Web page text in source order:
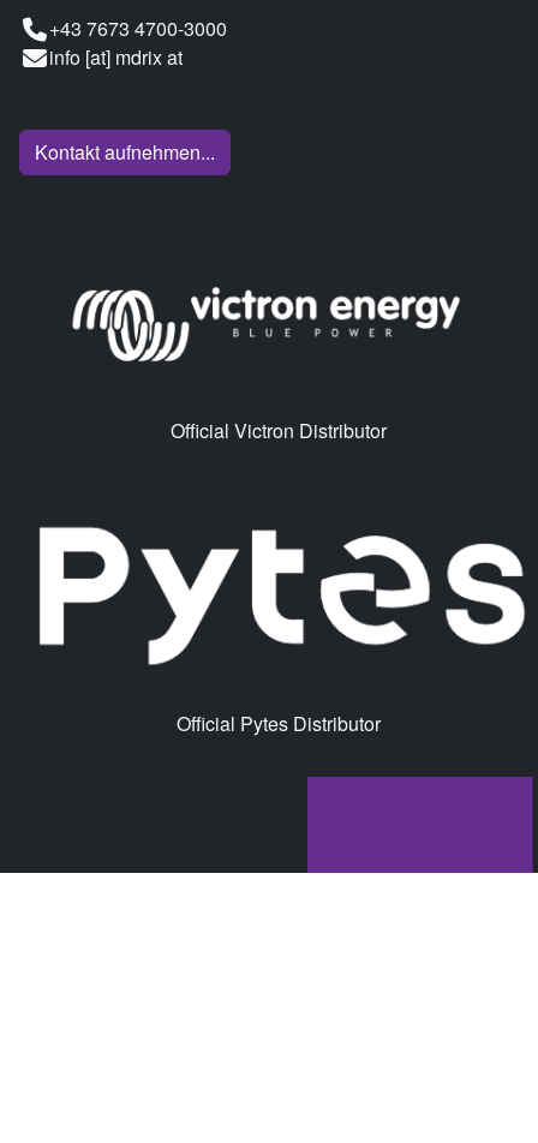
+43 7673 4700-3000
info [at] mdrix at
Kontakt aufnehmen...
Official Victron Distributor
Official Pytes Distributor